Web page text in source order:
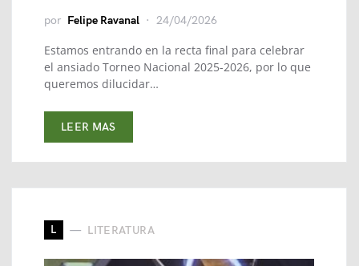
por Felipe Ravanal 24/04/2026
Estamos entrando en la recta final para celebrar
el ansiado Torneo Nacional 2025-2026, por lo que
queremos dilucidar…
LEER MAS
L LITERATURA